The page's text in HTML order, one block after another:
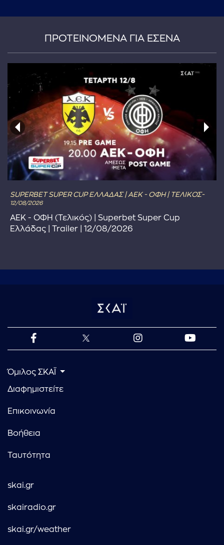
ΠΡΟΤΕΙΝΟΜΕΝΑ ΓΙΑ ΕΣΕΝΑ
SUPERBET SUPER CUP ΕΛΛΑΔΑΣ | ΑΕΚ - ΟΦΗ | ΤΕΛΙΚΟΣ-
12/08/2026
ΑΕΚ - ΟΦΗ (Τελικός) | Superbet Super Cup
Ελλάδας | Trailer | 12/08/2026
Όμιλος ΣΚΑΪ
Διαφημιστείτε
Επικοινωνία
Βοήθεια
Ταυτότητα
skai.gr
skairadio.gr
skai.gr/weather